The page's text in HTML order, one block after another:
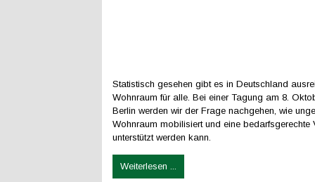
Statistisch gesehen gibt es in Deutschland
Wohnraum für alle. Bei einer Tagung am 8.
Berlin werden wir der Frage nachgehen, wie
Wohnraum mobilisiert und eine bedarfsgerechte
unterstützt werden kann.
Weiterlesen ...